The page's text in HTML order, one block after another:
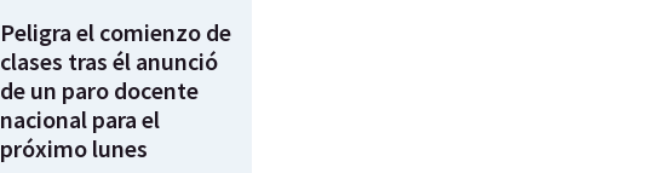
Peligra el comienzo de
clases tras él anunció
de un paro docente
nacional para el
próximo lunes